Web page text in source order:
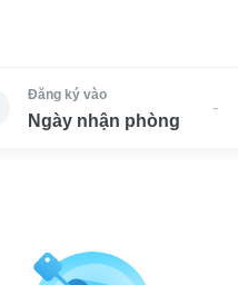
Đăng ký vào
Ngày nhận phòng
-